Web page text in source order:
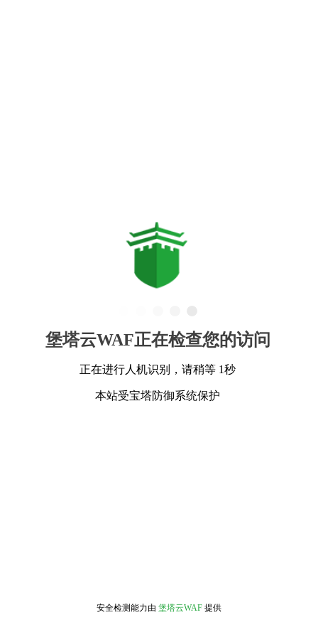
堡塔云WAF正在检查您的访问
正在进行人机识别，请稍等 1秒
本站受宝塔防御系统保护
安全检测能力由 堡塔云WAF 提供